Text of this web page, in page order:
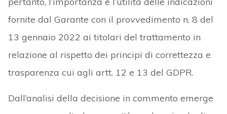
fornite dal Garante con il provvedimento n. 8 del
13 gennaio 2022 ai titolari del trattamento in
relazione al rispetto dei principi di correttezza e
trasparenza cui agli artt. 12 e 13 del GDPR.
Dall’analisi della decisione in commento emerge